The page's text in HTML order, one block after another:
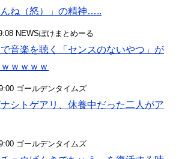
ね（怒）」の精神…..
NEWSぽけまとめーる
で音楽を聴く「センスのないやつ」が
ｗｗｗｗ
ゴールデンタイムズ
ナシトゲアリ、休養中だった二人がア
ゴールデンタイムズ